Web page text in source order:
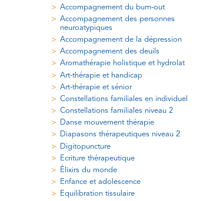
Accompagnement du burn-out
Accompagnement des personnes
neuroatypiques
Accompagnement de la dépression
Accompagnement des deuils
Aromathérapie holistique et hydrolat
Art-thérapie et handicap
Art-thérapie et sénior
Constellations familiales en individuel
Constellations familiales niveau 2
Danse mouvement thérapie
Diapasons thérapeutiques niveau 2
Digitopuncture
Ecriture thérapeutique
Élixirs du monde
Enfance et adolescence
Equilibration tissulaire